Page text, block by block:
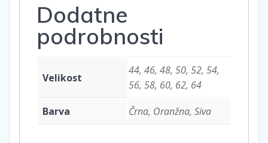
Dodatne
podrobnosti
Velikost
44, 46, 48, 50, 52, 54,
56, 58, 60, 62, 64
Barva
Črna, Oranžna, Siva